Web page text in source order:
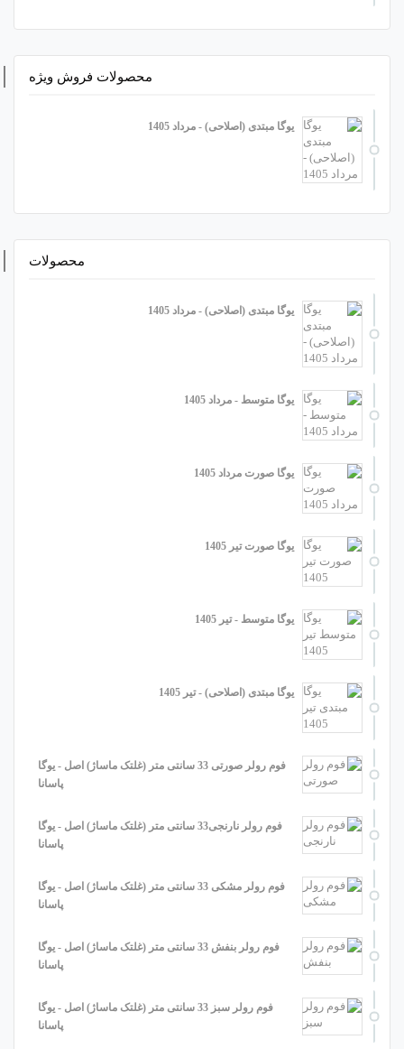
محصولات فروش ویژه
یوگا مبتدی (اصلاحی) - مرداد 1405
محصولات
یوگا مبتدی (اصلاحی) - مرداد 1405
یوگا متوسط - مرداد 1405
یوگا صورت مرداد 1405
یوگا صورت تیر 1405
یوگا متوسط - تیر 1405
یوگا مبتدی (اصلاحی) - تیر 1405
فوم رولر صورتی 33 سانتی متر (غلتک ماساژ) اصل - یوگا
پاسانا
فوم رولر نارنجی33 سانتی متر (غلتک ماساژ) اصل - یوگا
پاسانا
فوم رولر مشکی 33 سانتی متر (غلتک ماساژ) اصل - یوگا
پاسانا
فوم رولر بنفش 33 سانتی متر (غلتک ماساژ) اصل - یوگا
پاسانا
فوم رولر سبز 33 سانتی متر (غلتک ماساژ) اصل - یوگا
پاسانا